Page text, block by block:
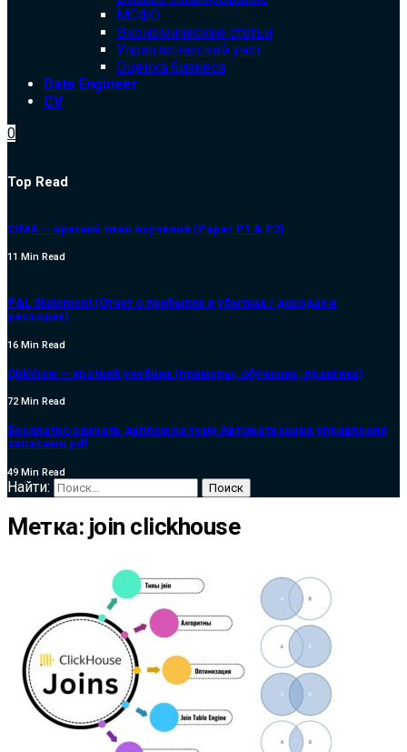
МСФО
Экономические статьи
Управленческий учет
Оценка бизнеса
Data Engineer
CV
0
Top Read
CIMA — краткий план изучения (Paper P1 & P2)
11 Min Read
P&L Statement (Отчет о прибылях и убытках / доходах и
расходах)
16 Min Read
QlikView — краткий учебник (примеры, обучение, практика)
72 Min Read
Бесплатно скачать диплом на тему Автоматизация управления
запасами pdf
49 Min Read
Найти:
Метка: join clickhouse